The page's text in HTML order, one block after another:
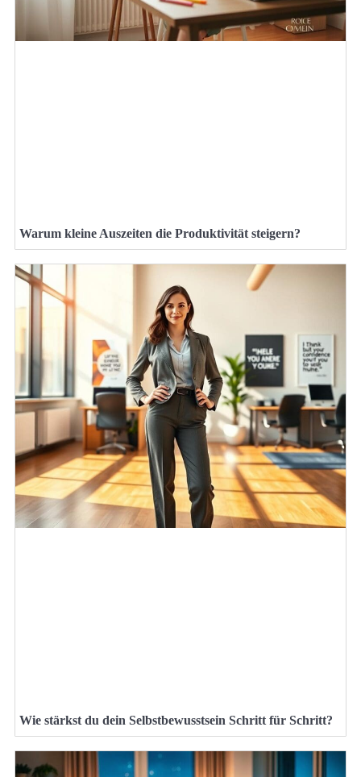
Warum kleine Auszeiten die Produktivität steigern?
Wie stärkst du dein Selbstbewusstsein Schritt für Schritt?